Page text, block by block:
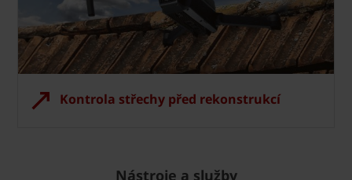
Kontrola střechy před rekonstrukcí
Nástroje a služby